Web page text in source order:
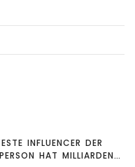
INFLUENCER DER
HAT MILLIARDEN